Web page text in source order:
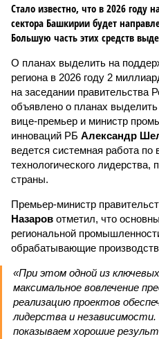
Стало известно, что в 2026 году
сектора Башкирии будет
Большую часть этих средств
О планах выделить на
региона в 2026 году 2
на заседании правительства
объявлено о планах
вице-премьер и министр
инноваций РБ Александр
ведется системная работа
технологического
страны.
Премьер-министр
Назаров отметил, что
региональной
обрабатывающие
«При этом одной из
максимальное вовлечение
реализацию проектов
лидерства и
показываем хорошие